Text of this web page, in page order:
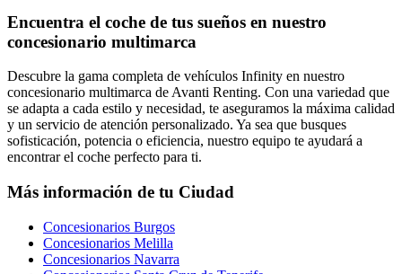
Encuentra el coche de tus sueños en nuestro
concesionario multimarca
Descubre la gama completa de vehículos Infinity en nuestro
concesionario multimarca de Avanti Renting. Con una variedad que
se adapta a cada estilo y necesidad, te aseguramos la máxima calidad
y un servicio de atención personalizado. Ya sea que busques
sofisticación, potencia o eficiencia, nuestro equipo te ayudará a
encontrar el coche perfecto para ti.
Más información de tu Ciudad
Concesionarios Burgos
Concesionarios Melilla
Concesionarios Navarra